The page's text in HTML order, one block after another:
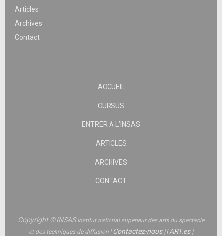
Articles
Archives
Contact
ACCUEIL
CURSUS
ENTRER À L’INSAS
ARTICLES
ARCHIVES
CONTACT
Copyright © INSASInstitut national supérieur des arts du spectacle
et des techniques de diffusion |Contactez-nous||ART.es|